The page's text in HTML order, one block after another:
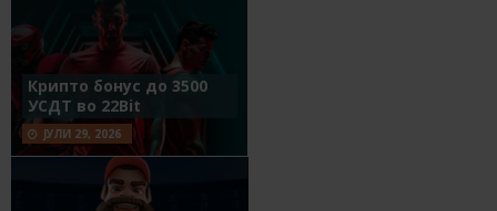
Крипто бонус до 3500
УСДТ во 22Bit
ЈУЛИ 29, 2026